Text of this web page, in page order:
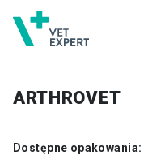
ARTHROVET
Dostępne opakowania: